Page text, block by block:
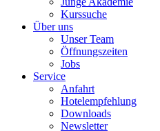
Kurssuche
Über uns
Unser Team
Öffnungszeiten
Jobs
Service
Anfahrt
Hotelempfehlung
Downloads
Newsletter